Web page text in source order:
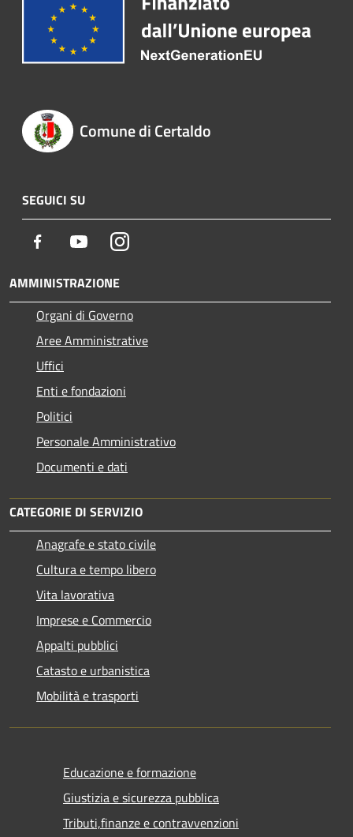
Comune di Certaldo
SEGUICI SU
Facebook YoutubeInstagram
AMMINISTRAZIONE
Organi di Governo
Aree Amministrative
Uffici
Enti e fondazioni
Politici
Personale Amministrativo
Documenti e dati
CATEGORIE DI SERVIZIO
Anagrafe e stato civile
Cultura e tempo libero
Vita lavorativa
Imprese e Commercio
Appalti pubblici
Catasto e urbanistica
Mobilità e trasporti
Educazione e formazione
Giustizia e sicurezza pubblica
Tributi,finanze e contravvenzioni